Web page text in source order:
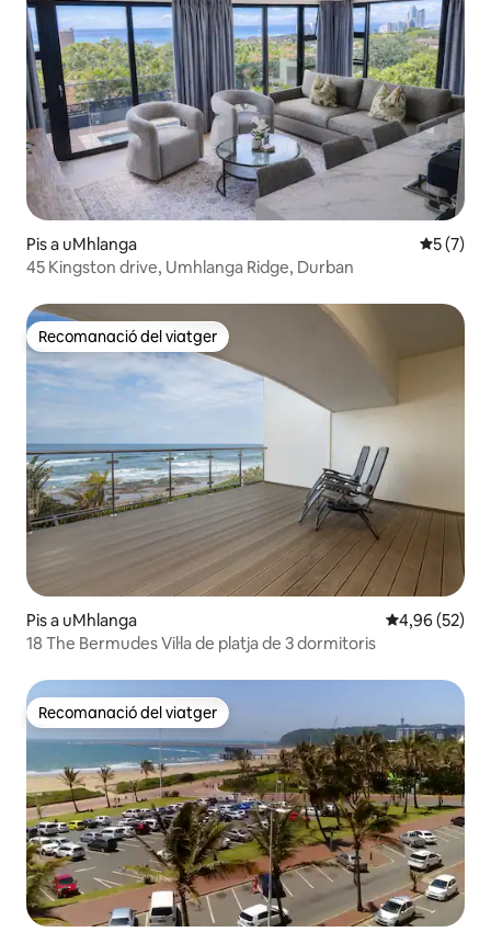
Pis a uMhlanga 5 de
5 (7)
45 Kingston drive, Umhlanga Ridge, Durban
Recomanació del viatger
Recomanació del viatger
Pis a uMhlanga 4,96 de
4,96 (52)
18 The Bermudes Vil·la de platja de 3 dormitoris
Recomanació del viatger
Recomanació del viatger